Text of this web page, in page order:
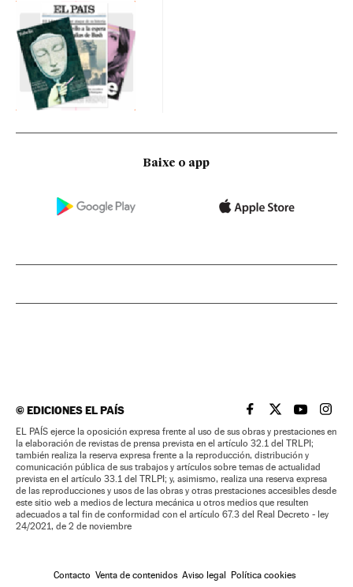
Baixe o app
©EDICIONES EL PAÍS EL PAÍS BRASIL EN
EL PAÍSEL PAÍS
EL
EL PAÍS ejerce la oposición expresa frente al uso de sus obras y prestaciones en
la elaboración de revistas de prensa prevista en el artículo 32.1 del TRLPI;
también realiza la reserva expresa frente a la reproducción, distribución y
comunicación pública de sus trabajos y artículos sobre temas de actualidad
prevista en el artículo 33.1 del TRLPI; y, asimismo, realiza una reserva expresa
de las reproducciones y usos de las obras y otras prestaciones accesibles desde
este sitio web a medios de lectura mecánica u otros medios que resulten
adecuados a tal fin de conformidad con el artículo 67.3 del Real Decreto - ley
24/2021, de 2 de noviembre
Contacto Venta de contenidos Aviso legal Política cookies